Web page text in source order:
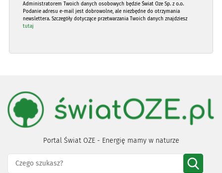
Administratorem Twoich danych osobowych będzie Świat Oze Sp. z o.o.
Podanie adresu e-mail jest dobrowolne, ale niezbędne do otrzymania
newslettera. Szczegóły dotyczące przetwarzania Twoich danych znajdziesz
tutaj
Portal Świat OZE - Energię mamy w naturze